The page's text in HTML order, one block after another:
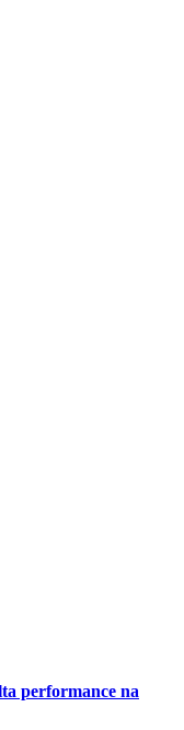
performance na